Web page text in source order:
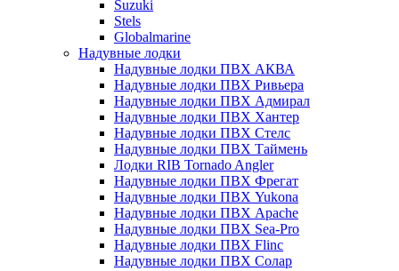
Suzuki
Stels
Globalmarine
Надувные лодки
Надувные лодки ПВХ АКВА
Надувные лодки ПВХ Ривьера
Надувные лодки ПВХ Адмирал
Надувные лодки ПВХ Хантер
Надувные лодки ПВХ Стелс
Надувные лодки ПВХ Таймень
Лодки RIB Tornado Angler
Надувные лодки ПВХ Фрегат
Надувные лодки ПВХ Yukona
Надувные лодки ПВХ Apache
Надувные лодки ПВХ Sea-Pro
Надувные лодки ПВХ Flinc
Надувные лодки ПВХ Солар